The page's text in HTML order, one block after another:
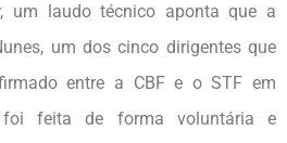
um laudo técnico aponta que a
um dos cinco dirigentes que
entre a CBF e o STF em
feita de forma voluntária e